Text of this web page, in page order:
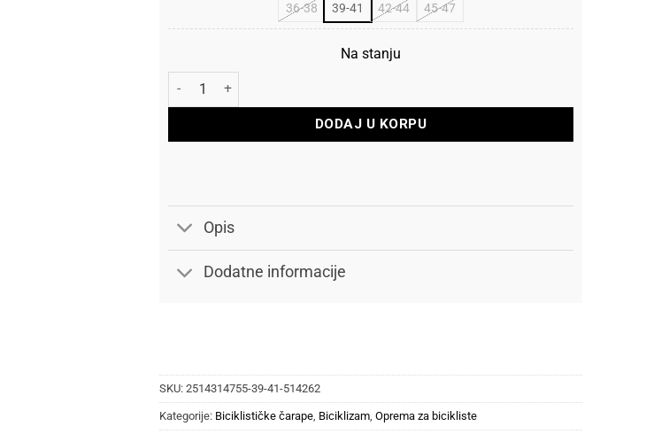
36-38 39-41 42-44 45-47
Na stanju
Scott Čarape Compression Black/Neon Yellow količina
DODAJ U KORPU
Opis
Dodatne informacije
SKU: 2514314755-39-41-514262
Kategorije: Biciklističke čarape, Biciklizam, Oprema za bicikliste